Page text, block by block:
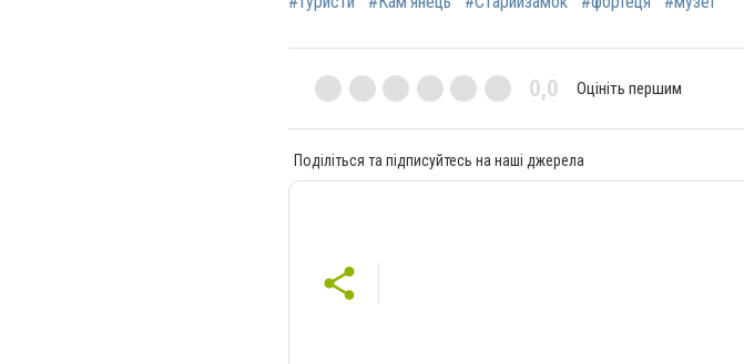
0,0 Оцініть першим
Поділіться та підписуйтесь на наші джерела